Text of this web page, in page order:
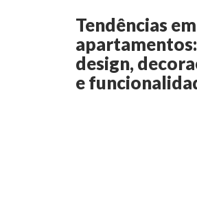
Tendências em
apartamentos:
design,
e